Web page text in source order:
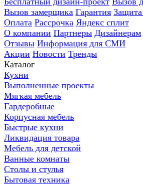
Вызов замерщика Гарантия
Оплата Рассрочка Яндекс сплит
О компании Партнеры Дизайнерам
Отзывы Информация для СМИ
Акции Новости Тренды
Каталог
Кухни
Выполненные проекты
Мягкая мебель
Гардеробные
Корпусная мебель
Быстрые кухни
Ликвидация товара
Мебель для детской
Ванные комнаты
Столы и стулья
Бытовая техника